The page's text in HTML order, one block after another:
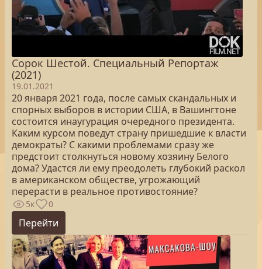
Сорок Шестой. Специальный Репортаж
(2021)
19.01.2021
20 января 2021 года, после самых скандальных и
спорных выборов в истории США, в Вашингтоне
состоится инаугурация очередного президента.
Каким курсом поведут страну пришедшие к власти
демократы? С какими проблемами сразу же
предстоит столкнуться новому хозяину Белого
дома? Удастся ли ему преодолеть глубокий раскол
в американском обществе, угрожающий
перерасти в реальное противостояние?
5к 0
Перейти